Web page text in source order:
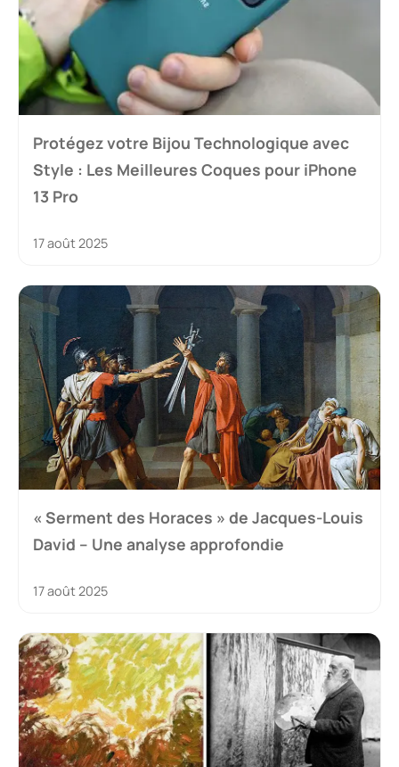
Protégez votre Bijou Technologique avec
Style : Les Meilleures Coques pour iPhone
13 Pro
17 août 2025
« Serment des Horaces » de Jacques-Louis
David – Une analyse approfondie
17 août 2025